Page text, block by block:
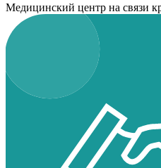
Медицинский центр на связи